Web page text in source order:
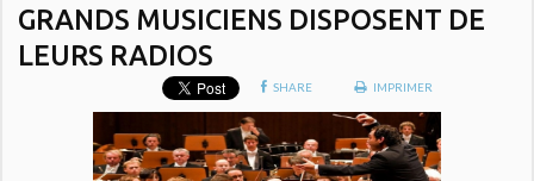
GRANDS MUSICIENS DISPOSENT DE
LEURS RADIOS
SHARE IMPRIMER